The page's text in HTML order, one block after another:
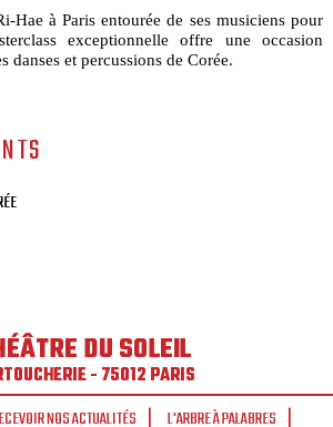
Hae à Paris entourée de ses musiciens pour
exceptionnelle offre une occasion
danses et percussions de Corée.
DU SOLEIL
- 75012 PARIS
NOS ACTUALITÉS L'ARBRE À PALABRES